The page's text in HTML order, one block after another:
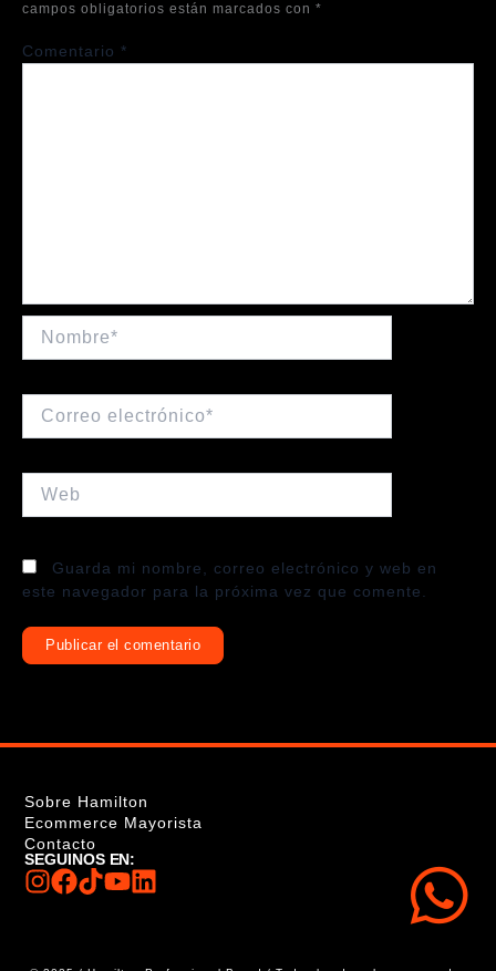
campos obligatorios están marcados con *
Comentario *
electrónico*
Guarda mi nombre, correo electrónico y web en
este navegador para la próxima vez que comente.
Sobre Hamilton
Ecommerce Mayorista
Contacto
SEGUINOS EN: